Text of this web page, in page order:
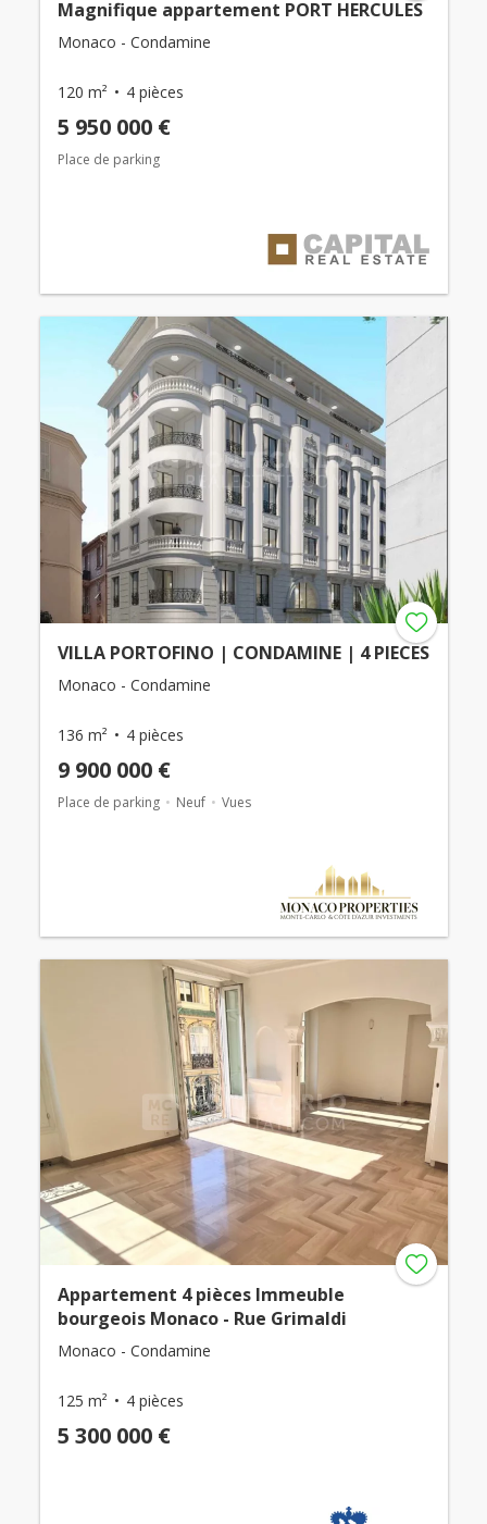
Magnifique appartement PORT HERCULES
Monaco - Condamine
120 m² 4 pièces
5 950 000 €
Place de parking
VILLA PORTOFINO | CONDAMINE | 4 PIECES
Monaco - Condamine
136 m² 4 pièces
9 900 000 €
Place de parking Neuf Vues
Appartement 4 pièces Immeuble
bourgeois Monaco - Rue Grimaldi
Monaco - Condamine
125 m² 4 pièces
5 300 000 €